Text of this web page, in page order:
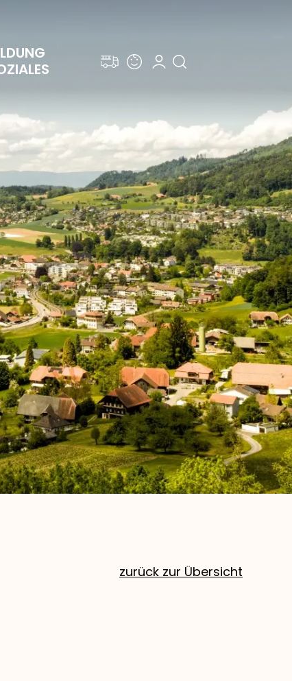
zurück zur Übersicht